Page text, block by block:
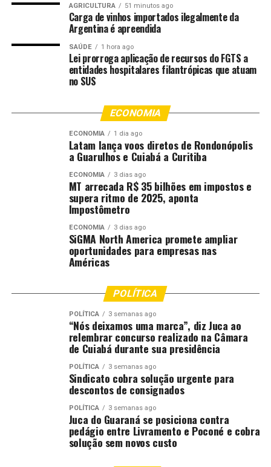
Estadual-conclui-trabalhos-com-a-aprovacao-de-149-
enunciados.aspx
Para a juíza Henriqueta Lima, o congresso
representa um importante espaço de
construção coletiva no sistema de Justiça.
magistratura estadual e federal, mas
também professores, membros do
Ministério Público, Defensoria e advocacia
privada, permitindo uma interlocução ampla entre os
diversos atores”, destacou. A magistrada explicou ainda
o papel da comissão avaliadora na análise das propostas.
“As proposições passam por vários filtros, desde a
compatibilidade com a legislação e entendimentos já
pacificados até a análise da fundamentação e da
relevância jurídica. Após essa etapa, são submetidas à
votação dos magistrados durante o evento”.
Segundo ela, que integra a banca científica pela segunda
vez, os enunciados aprovados cumprem função
orientativa. “Não há caráter vinculante, mas são
importantes nortes interpretativos, construídos a
partir de debates e da experiência prática,
especialmente em situações em que há dificuldade de
uniformização de entendimentos”, afirmou. Por fim, a
juíza ressaltou o impacto da experiência. “É um evento
muito enriquecedor, que contribui para a melhoria da
prestação jurisdicional, não apenas em termos de
celeridade, mas também de qualidade. Para mim, é
sempre uma honra representar o Tribunal em um
AGRICULTURA 51 minutos ago
Carga de vinhos importados ilegalmente da
Argentina é apreendida
SAÚDE 1 hora ago
Lei prorroga aplicação de recursos do FGTS a
entidades hospitalares filantrópicas que atuam
no SUS
ECONOMIA
ECONOMIA 1 dia ago
Latam lança voos diretos de Rondonópolis
a Guarulhos e Cuiabá a Curitiba
ECONOMIA 3 dias ago
MT arrecada R$ 35 bilhões em impostos e
supera ritmo de 2025, aponta
Impostômetro
ECONOMIA 3 dias ago
SiGMA North America promete ampliar
oportunidades para empresas nas
Américas
POLÍTICA
POLÍTICA 3 semanas ago
“Nós deixamos uma marca”, diz Juca ao
relembrar concurso realizado na Câmara
de Cuiabá durante sua presidência
POLÍTICA 3 semanas ago
Sindicato cobra solução urgente para
descontos de consignados
POLÍTICA 3 semanas ago
Juca do Guaraná se posiciona contra
pedágio entre Livramento e Poconé e cobra
solução sem novos custo